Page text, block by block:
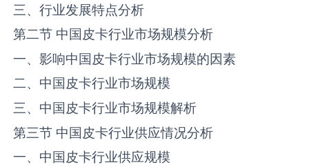
三、行业发展特点分析
第二节 中国‌‌皮卡‌‌‌行业市场规模分析
一、影响中国‌‌皮卡‌‌‌行业市场规模的因素
二、中国‌‌皮卡‌‌‌行业市场规模
三、中国‌‌皮卡‌‌‌行业市场规模解析
第三节 中国‌‌皮卡‌‌‌行业供应情况分析
一、中国‌‌皮卡‌‌‌行业供应规模